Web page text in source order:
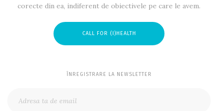
corecte din ea, indiferent de obiectivele pe care le avem.
CALL FOR (I)HEALTH
ÎNREGISTRARE LA NEWSLETTER